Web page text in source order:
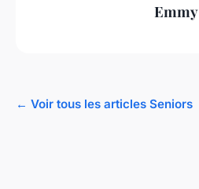
Emmy
← Voir tous les articles Seniors